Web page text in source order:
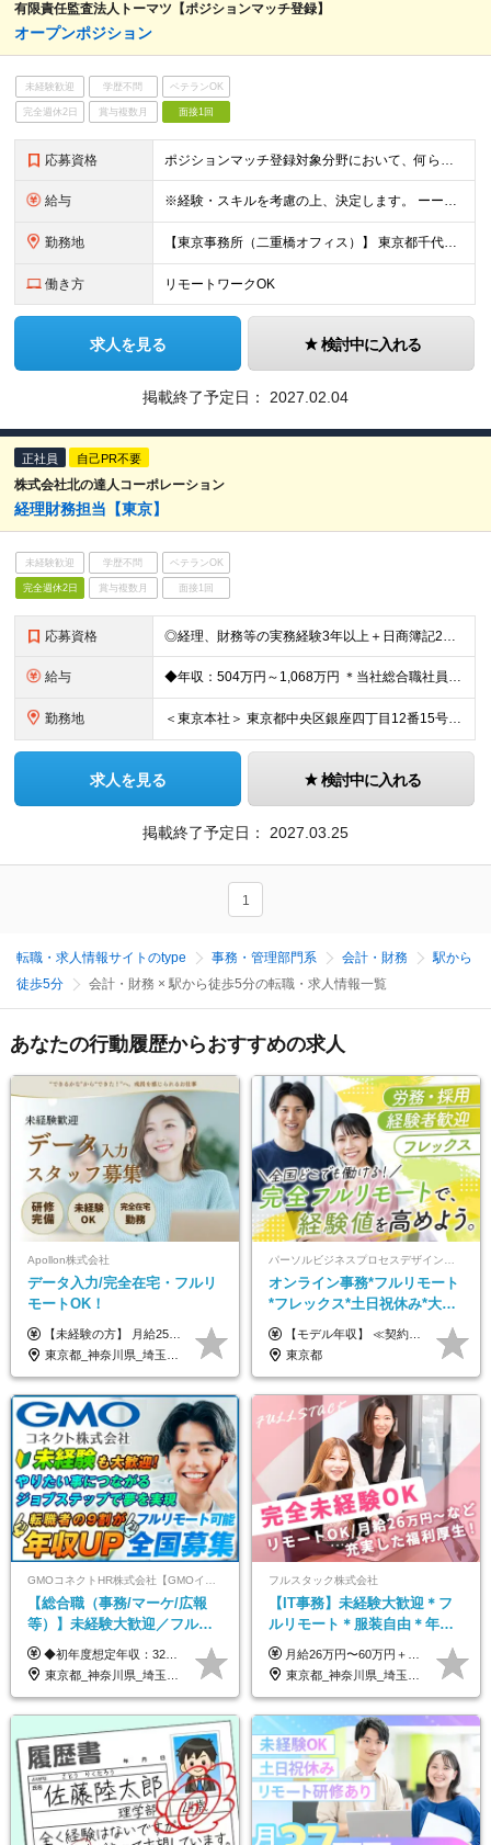
有限責任監査法人トーマツ【ポジションマッチ登録】
オープンポジション
未経験歓迎 学歴不問 ベテランOK
完全週休2日 賞与複数月 面接1回
応募資格 ポジションマッチ登録対象分野において、何らかの知識・経験がある方 【契約期間】1年（12か月） 契約の更新 有 実務能力及び評価等により判断する 更新上限 有 通算契約期間の上限5年（60か月）
給与 ※経験・スキルを考慮の上、決定します。 ーーーーーーーーーーーーーー <給与例> 月給28万円～ ※残業代は別途実績に応じて支給いたします ※試用期間：6ヶ月（期間中の待遇に差異なし） ※1年間の有期
勤務地 【東京事務所（二重橋オフィス）】 東京都千代田区丸の内3丁目2−3 ※配属チームの特性（クライアント規模、業界等）により、監査クライアント先（東京近郊）が主になることがあります ※在宅勤務は週2程度
働き方 リモートワークOK
求人を見る 検討中に入れる
掲載終了予定日： 2027.02.04
正社員 自己PR不要
株式会社北の達人コーポレーション
経理財務担当【東京】
未経験歓迎 学歴不問 ベテランOK
完全週休2日 賞与複数月 面接1回
応募資格 ◎経理、財務等の実務経験3年以上＋日商簿記2級以上をお持ちの方 もしくは以下の資格をお持ちの方は実務未経験でも歓迎です！ ・日商簿記1級 ・公認会計士試験：短答式試験合格 ・税理士試験：2科目以上合
給与 ◆年収：504万円～1,068万円 ＊当社総合職社員の平均年収677万円（平均年齢32歳） ◆月給：42万円～89万円 ※45時間分の固定残業代（10万9249円～23万1503円）含む。45時間を
勤務地 ＜東京本社＞ 東京都中央区銀座四丁目12番15号 歌舞伎座タワー17階 (変更の範囲)上記を除く当社関連勤務地
求人を見る 検討中に入れる
掲載終了予定日： 2027.03.25
1
転職・求人情報サイトのtype 事務・管理部門系 会計・財務
駅から
徒歩5分
会計・財務 × 駅から徒歩5分の転職・求人情報一覧
あなたの行動履歴からおすすめの求人
Apollon株式会社
データ入力/完全在宅・フルリ
モートOK！
【未経験の方】 月給25.5万円以上＋各種手当 【事務経験3年以上の方】 月給28万円以上＋各種手当 ※経験・スキル・年齢を考慮の上、決定します ※試用期間：3ヶ月(雇用形態は正社員、給与・待遇に変更はありません) ※残業代は全額別途支給 ※昇給：年1回（査定あり） ※賞与：年3回（業績に応じて支給） ＼努力がしっかり評価される環境です！／ 「どんなスキルを身につければ昇給できるか」が明確だから、 着実に成長しながら収入アップを目指せます。
東京都_神奈川県_埼玉県_千葉県_大阪府_愛知県_北海道_青森県_岩手県_宮城県_秋田県_山形県_福島県_茨城県_栃木県_群馬県_新潟県_山梨県_長野県_富山県_石川県_福井県_静岡県_岐阜県_三重県_兵庫県_京都府_滋賀県_奈良県_和歌山県_広島県_岡山県_鳥取県_島根県_山口県_徳島県_香川県_愛媛県_高知県_福岡県_熊本県_佐賀県_長崎県_大分県_宮崎県_鹿児島県_沖縄県
パーソルビジネスプロセスデザイン株式会社 事業開発本部
オンライン事務*フルリモート
*フレックス*土日祝休み*大手
パーソルグループ*オンライン
面接*30～40代活躍中
【モデル年収】 ≪契約社員≫ 年収330万円 (基本給23万 ＋ 地区手当3万円 ＋ 賞与)：都内在住 年収264万円 (基本給21万 ＋ 賞与)：静岡県在住 --------------- ●月給21万円～28万9900円＋賞与（年2回）＋各種手当 ●1年目想定給与：年収264万円～364万円 ●経験やスキルに応じて優遇します！ ※お住まいの地域により0～3万円の地区手当を支給しております ※試用期間中（3ヶ月間）の雇用形態および待遇に差異はありません ※残業代については選考時に詳細をご説明します ※通算契約期間の上限は5年となります ≪アルバイト≫ ●時給1,250円～2,300円 ●経験やスキルに応じて優遇します！ ●ご希望に応じ、扶養内での勤務も可能です！ ※試用期間中の雇用形態および待遇に差異はありません
東京都
【総合職（事務/マーケ/広報
等）】未経験大歓迎／フルリ
モ可で全国募集！年収アップ
多数★年休最大130日★
◆初年度想定年収：320万円〜840万円 【関東／一都三県】月給24万円〜70万円 【関西・東海地方】月給23万円〜65万円 【その他の地方等】月給22万円〜60万円 ※ご経験・スキル・前職給与などを考慮の上決定いたします。 ◉固定残業代制（固定残業代10,000円含） 固定残業代は7時間分・時間超過分は追加支給 ≪月給例≫ ・月給54万円（29歳／入社3年目） ・月給38万円（26歳／入社2年目） ・月給28万円（24歳／入社1年目） ※試用期間は6ヶ月で、その間の雇用形態は契約社員です。そのほかの条件に変更はありません。
東京都_神奈川県_埼玉県_千葉県_大阪府_愛知県_北海道_青森県_岩手県_宮城県_秋田県_山形県_福島県_茨城県_栃木県_群馬県_新潟県_山梨県_長野県_富山県_石川県_福井県_静岡県_岐阜県_三重県_兵庫県_京都府_滋賀県_奈良県_和歌山県_広島県_岡山県_鳥取県_島根県_山口県_徳島県_香川県_愛媛県_高知県_福岡県_熊本県_佐賀県_長崎県_大分県_宮崎県_鹿児島県_沖縄県
フルスタック株式会社
【IT事務】未経験大歓迎＊フ
ルリモート＊服装自由＊年休
125日以上＊残業なし＊月給26
万円以上
月給26万円〜60万円＋諸手当＋インセンティブ（２種）＋賞与 ★Point 設立から9ヶ月で全社員2万円の昇給実績 ※成果はしっかりと還元いたします！ ★Point 100％年収UPでの待遇提示も可能！ ※経験者であれば、100％年収アップも実現可能です。 ※試用期間最大2ヶ月/月給22万円〜
東京都_神奈川県_埼玉県_千葉県_茨城県